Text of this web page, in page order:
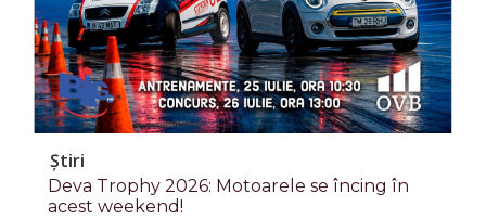
Știri
Deva Trophy 2026: Motoarele se încing în
acest weekend!